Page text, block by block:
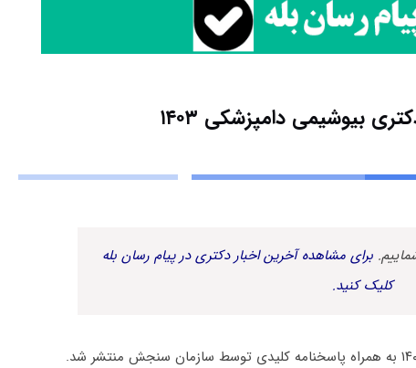
بیوشیمی دامپزشکی ۱۴۰۳
برای مشاهده آخرین اخبار دکتری در پیام رسان بله
کلیک کنید.